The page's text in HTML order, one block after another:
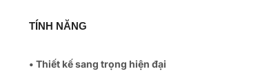
TÍNH NĂNG
• Thiết kế sang trọng hiện đại